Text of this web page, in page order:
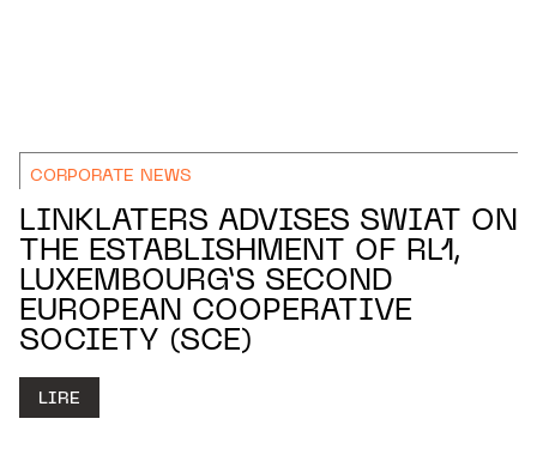
CORPORATE NEWS
LINKLATERS ADVISES SWIAT ON
THE ESTABLISHMENT OF RL1,
LUXEMBOURG’S SECOND
EUROPEAN COOPERATIVE
SOCIETY (SCE)
LIRE